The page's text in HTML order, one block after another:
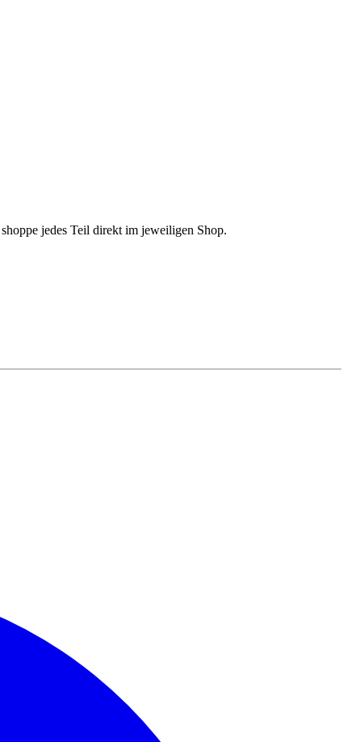
jedes Teil direkt im jeweiligen Shop.